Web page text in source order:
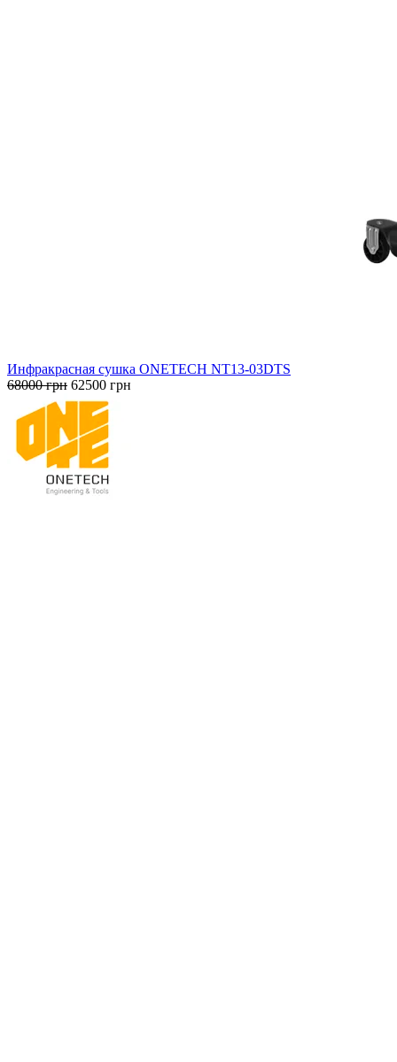
Инфракрасная сушка ONETECH NT13-03DTS
68000грн Первоначальная
цена
составляла
68000 грн.
62500 грн